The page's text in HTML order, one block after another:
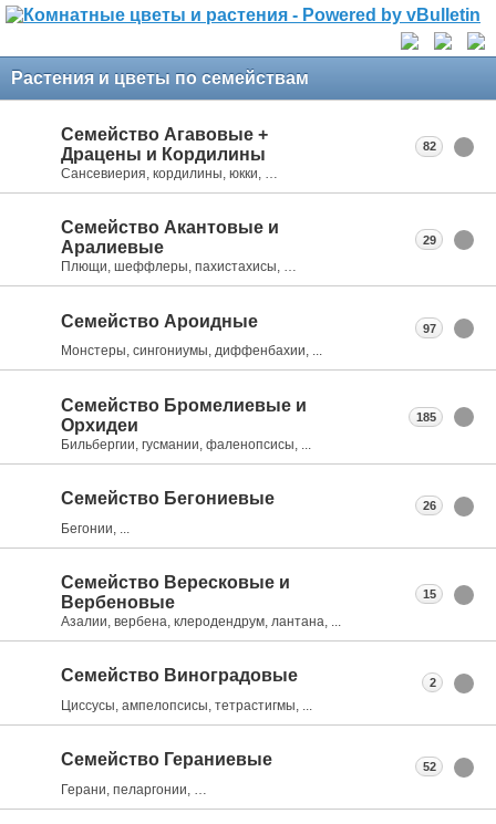
Растения и цветы по семействам
Семейство Агавовые +
Драцены и Кордилины
Сансевиерия, кордилины, юкки, …
82
Семейство Акантовые и
Аралиевые
Плющи, шеффлеры, пахистахисы, …
29
Семейство Ароидные
Монстеры, сингониумы, диффенбахии, ...
97
Семейство Бромелиевые и
Орхидеи
Бильбергии, гусмании, фаленопсисы, ...
185
Семейство Бегониевые
Бегонии, ...
26
Семейство Вересковые и
Вербеновые
Азалии, вербена, клеродендрум, лантана, ...
15
Семейство Виноградовые
Циссусы, ампелопсисы, тетрастигмы, ...
2
Семейство Гераниевые
Герани, пеларгонии, …
52